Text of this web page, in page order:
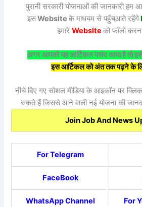
पुरानी सरकारी योजनाओं की जानकारी
इसWebsite के माधयम से पहुँचआते रहेंगे
हमारे Website को फॉलो
अगर आपको यह आर्टिकल पसंद आया है तो
इस आर्टिकल को अंत तक पढ़ने के
नीचे दिए गए सोशल मीडिया के आइकॉन पर
सकते हैं जिससे आने वाली नई योजना की
Join Job And News
For Telegram
FaceBook
WhatsApp Channel For